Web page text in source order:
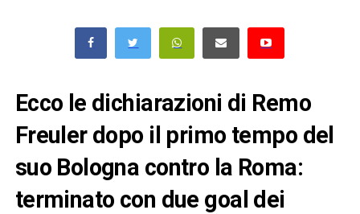
Ecco le dichiarazioni di Remo
Freuler dopo il primo tempo del
suo Bologna contro la Roma:
terminato con due goal dei